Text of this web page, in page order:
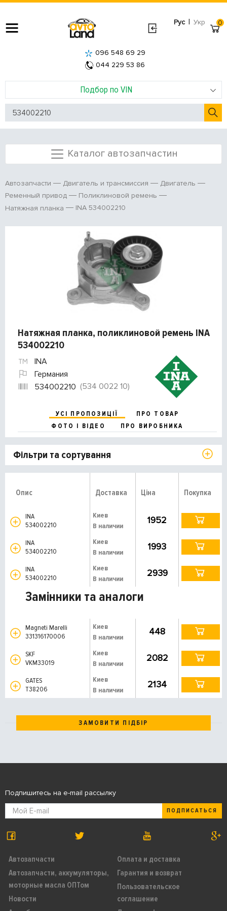
Рус | Укр
Подбор по VIN
096 548 69 29
044 229 53 86
0
Каталог автозапчастин
Автозапчасти Двигатель и трансмиссия
Двигатель
Ременный привод
Поликлиновой ремень
Натяжная планка
INA 534002210
Натяжная планка, поликлиновой ремень INA
534002210
INA
Германия
534002210 (534 0022 10)
УСІ ПРОПОЗИЦІЇ
ПРО ТОВАР
ФОТО І ВІДЕО
ПРО ВИРОБНИКА
Фільтри та сортування
Опис Доставка Ціна Покупка
INA
534002210
Киев
В наличии
1952
INA
534002210
Киев
В наличии
1993
INA
534002210
Киев
В наличии
2939
Замінники та аналоги
Magneti Marelli
331316170006
Киев
В наличии
448
SKF
VKM33019
Киев
В наличии
2082
GATES
T38206
Киев
В наличии
2134
ЗАМОВИТИ ПІДБІР
Автозапчасти
Автозапчасти, аккумуляторы,
моторные масла ОПТом
Новости
Оплата и доставка
Гарантия и возврат
Пользовательское
соглашение
Подпишитесь на e-mail рассылку
ПОДПИСАТЬСЯ